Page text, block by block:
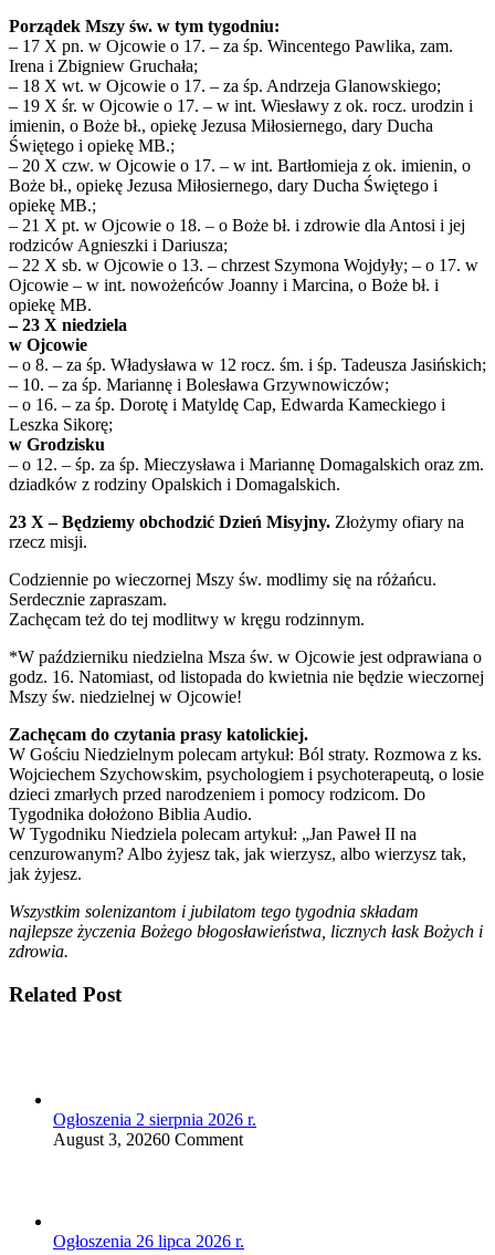
Porządek Mszy św. w tym tygodniu:
– 17 X pn. w Ojcowie o 17. – za śp. Wincentego Pawlika, zam.
Irena i Zbigniew Gruchała;
– 18 X wt. w Ojcowie o 17. – za śp. Andrzeja Glanowskiego;
– 19 X śr. w Ojcowie o 17. – w int. Wiesławy z ok. rocz. urodzin i
imienin, o Boże bł., opiekę Jezusa Miłosiernego, dary Ducha
Świętego i opiekę MB.;
– 20 X czw. w Ojcowie o 17. – w int. Bartłomieja z ok. imienin, o
Boże bł., opiekę Jezusa Miłosiernego, dary Ducha Świętego i
opiekę MB.;
– 21 X pt. w Ojcowie o 18. – o Boże bł. i zdrowie dla Antosi i jej
rodziców Agnieszki i Dariusza;
– 22 X sb. w Ojcowie o 13. – chrzest Szymona Wojdyły; – o 17. w
Ojcowie – w int. nowożeńców Joanny i Marcina, o Boże bł. i
opiekę MB.
– 23 X niedziela
w Ojcowie
– o 8. – za śp. Władysława w 12 rocz. śm. i śp. Tadeusza Jasińskich;
– 10. – za śp. Mariannę i Bolesława Grzywnowiczów;
– o 16. – za śp. Dorotę i Matyldę Cap, Edwarda Kameckiego i
Leszka Sikorę;
w Grodzisku
– o 12. – śp. za śp. Mieczysława i Mariannę Domagalskich oraz zm.
dziadków z rodziny Opalskich i Domagalskich.
23 X – Będziemy obchodzić Dzień Misyjny. Złożymy ofiary na
rzecz misji.
Codziennie po wieczornej Mszy św. modlimy się na różańcu.
Serdecznie zapraszam.
Zachęcam też do tej modlitwy w kręgu rodzinnym.
*W październiku niedzielna Msza św. w Ojcowie jest odprawiana o
godz. 16. Natomiast, od listopada do kwietnia nie będzie wieczornej
Mszy św. niedzielnej w Ojcowie!
Zachęcam do czytania prasy katolickiej.
W Gościu Niedzielnym polecam artykuł: Ból straty. Rozmowa z ks.
Wojciechem Szychowskim, psychologiem i psychoterapeutą, o losie
dzieci zmarłych przed narodzeniem i pomocy rodzicom. Do
Tygodnika dołożono Biblia Audio.
W Tygodniku Niedziela polecam artykuł: „Jan Paweł II na
cenzurowanym? Albo żyjesz tak, jak wierzysz, albo wierzysz tak,
jak żyjesz.
Wszystkim solenizantom i jubilatom tego tygodnia składam
najlepsze życzenia Bożego błogosławieństwa, licznych łask Bożych i
zdrowia.
Related Post
Ogłoszenia 2 sierpnia 2026 r.
August 3, 20260 Comment
Ogłoszenia 26 lipca 2026 r.